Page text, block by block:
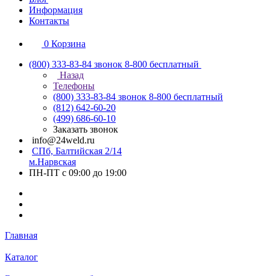
Информация
Контакты
0 Корзина
(800) 333-83-84 звонок 8-800 бесплатный
Назад
Телефоны
(800) 333-83-84 звонок 8-800 бесплатный
(812) 642-60-20
(499) 686-60-10
Заказать звонок
info@24weld.ru
СПб, Балтийская 2/14
м.Нарвская
ПН-ПТ с 09:00 до 19:00
Главная
Каталог